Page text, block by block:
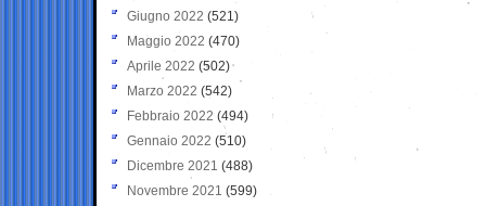
Giugno 2022 (521)
Maggio 2022 (470)
Aprile 2022 (502)
Marzo 2022 (542)
Febbraio 2022 (494)
Gennaio 2022 (510)
Dicembre 2021 (488)
Novembre 2021 (599)